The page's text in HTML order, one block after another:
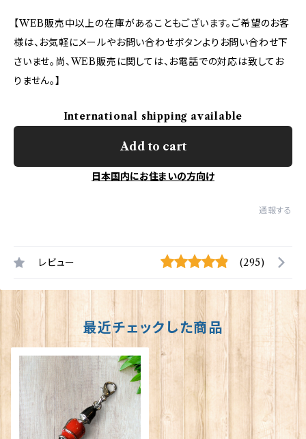
【WEB販売中以上の在庫があることもございます。ご希望のお客
様は、お気軽にメールやお問い合わせボタンよりお問い合わせ下
さいませ。尚、WEB販売に関しては、お電話での対応は致してお
りません。】
International shipping available
Add to cart
日本国内にお住まいの方向け
通報する
レビュー (295)
最近チェックした商品